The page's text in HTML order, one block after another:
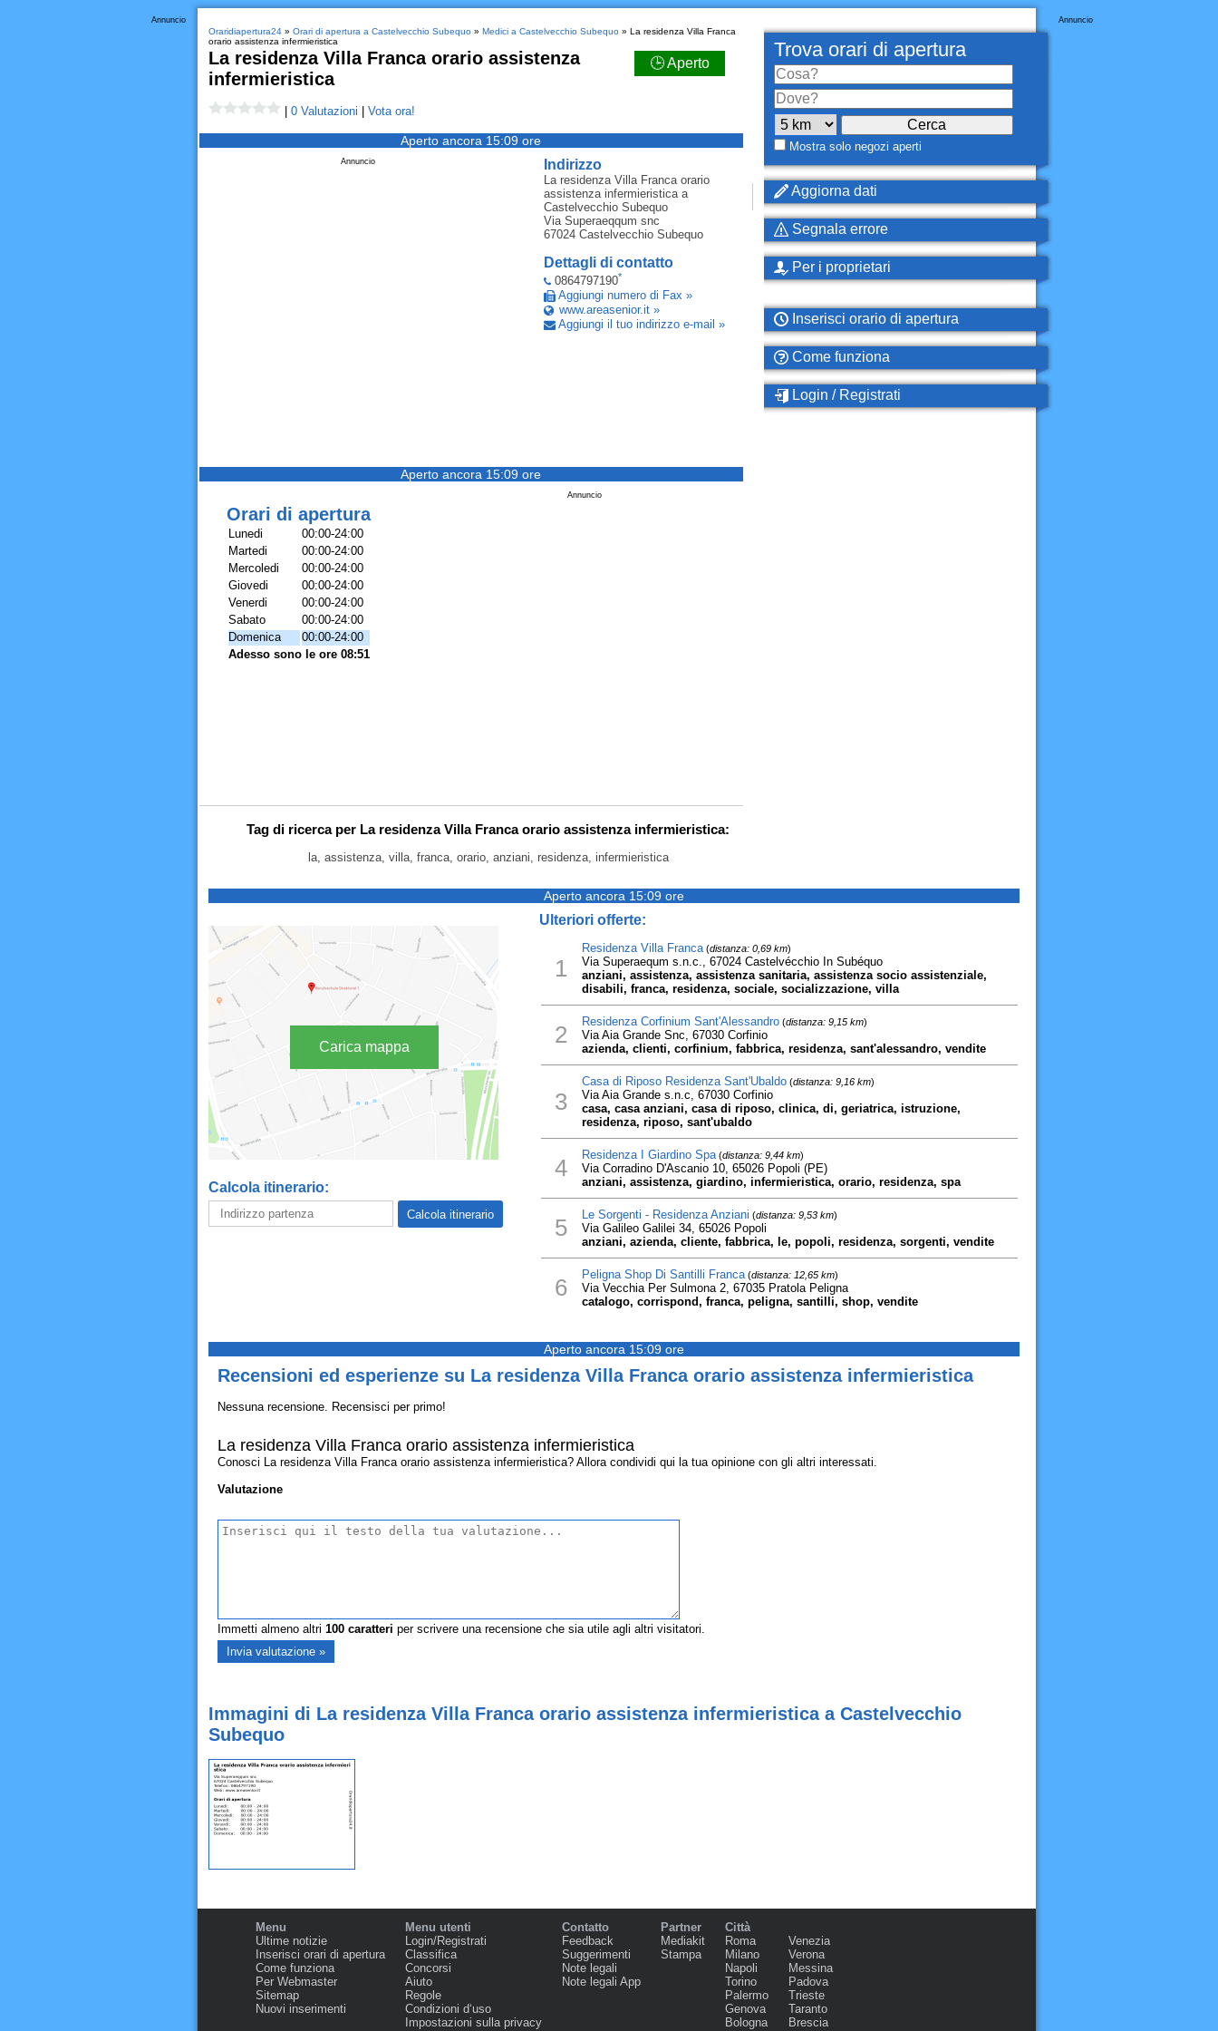
Annuncio
Oraridiapertura24» Orari di apertura a Castelvecchio Subequo» Medici a Castelvecchio Subequo» La residenza Villa Franca
orario assistenza infermieristica
La residenza Villa Franca orario assistenza
infermieristica
🕒 Aperto
0 Valutazioni Vota ora!
Aperto ancora 15:09 ore
Indirizzo
La residenza Villa Franca orario
assistenza infermieristicaa
Castelvecchio Subequo
Via Superaeqqum snc
67024 Castelvecchio Subequo
Dettagli di contatto
0864797190*
Aggiungi numero di Fax »
www.areasenior.it »
Aggiungi il tuo indirizzo e-mail »
Annuncio
Aperto ancora 15:09 ore
Annuncio
Orari di apertura
Lunedi
00:00-24:00
Martedi
00:00-24:00
Mercoledi
00:00-24:00
Giovedi
00:00-24:00
Venerdi
00:00-24:00
Sabato
00:00-24:00
Domenica
00:00-24:00
Adesso sono le ore 08:51
Tag di ricerca per La residenza Villa Franca orario assistenza infermieristica:
la, assistenza, villa, franca, orario, anziani, residenza, infermieristica
Annuncio
Trova orari di apertura
Mostra solo negozi aperti
Aggiorna dati
Segnala errore
Per i proprietari
Inserisci orario di apertura
Come funziona
Login / Registrati
Aperto ancora 15:09 ore
Carica mappa
Calcola itinerario:
Ulteriori offerte:
1
Residenza Villa Franca(distanza: 0,69 km)
Via Superaequm s.n.c., 67024 Castelvécchio In Subéquo
anziani, assistenza, assistenza sanitaria, assistenza socio assistenziale,
disabili, franca, residenza, sociale, socializzazione, villa
2 Residenza Corfinium Sant'Alessandro(distanza: 9,15 km)
Via Aia Grande Snc, 67030 Corfinio
azienda, clienti, corfinium, fabbrica, residenza, sant'alessandro, vendite
3
Casa di Riposo Residenza Sant'Ubaldo(distanza: 9,16 km)
Via Aia Grande s.n.c, 67030 Corfinio
casa, casa anziani, casa di riposo, clinica, di, geriatrica, istruzione,
residenza, riposo, sant'ubaldo
4 Residenza I Giardino Spa(distanza: 9,44 km)
Via Corradino D'Ascanio 10, 65026 Popoli (PE)
anziani, assistenza, giardino, infermieristica, orario, residenza, spa
5 Le Sorgenti - Residenza Anziani (distanza: 9,53 km)
Via Galileo Galilei 34, 65026 Popoli
anziani, azienda, cliente, fabbrica, le, popoli, residenza, sorgenti, vendite
6 Peligna Shop Di Santilli Franca(distanza: 12,65 km)
Via Vecchia Per Sulmona 2, 67035 Pratola Peligna
catalogo, corrispond, franca, peligna, santilli, shop, vendite
Aperto ancora 15:09 ore
Recensioni ed esperienze su La residenza Villa Franca orario assistenza infermieristica
Nessuna recensione. Recensisci per primo!
La residenza Villa Franca orario assistenza infermieristica
Conosci La residenza Villa Franca orario assistenza infermieristica? Allora condividi qui la tua opinione con gli altri interessati.
Valutazione
Immetti almeno altri 100caratteri per scrivere una recensione che sia utile agli altri visitatori.
Immagini di La residenza Villa Franca orario assistenza infermieristica a Castelvecchio
Subequo
Menu
Ultime notizie
Inserisci orari di apertura
Come funziona
Per Webmaster
Sitemap
Nuovi inserimenti
Menu utenti
Login/Registrati
Classifica
Concorsi
Aiuto
Regole
Condizioni d‘uso
Impostazioni sulla privacy
Contatto
Feedback
Suggerimenti
Note legali
Note legali App
Partner
Mediakit
Stampa
Città
Roma
Milano
Napoli
Torino
Palermo
Genova
Bologna
Venezia
Verona
Messina
Padova
Trieste
Taranto
Brescia